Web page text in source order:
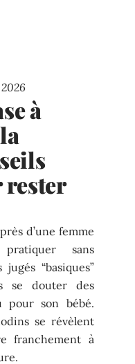
à
rester
d’une femme
sans
“basiques”
se douter des
pour son bébé.
se révèlent
franchement à